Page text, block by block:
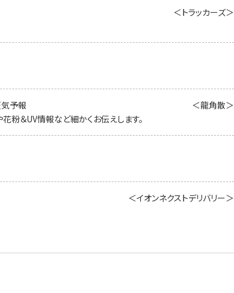
＜トラッカーズ＞
予報
＜龍角散＞
粉＆UV情報など細かくお伝えします。
＜イオンネクストデリバリー＞